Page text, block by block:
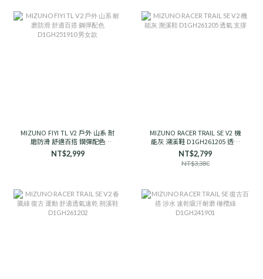
MIZUNO FIYI TL V2 戶外 山系 耐
磨防滑 舒適百搭 鋼彈配色
D1GH251910 男女款
NT$2,999
MIZUNO RACER TRAIL SE V2 機
能灰 溯溪鞋 D1GH261205 透氣
支撐
NT$2,799
NT$3,380